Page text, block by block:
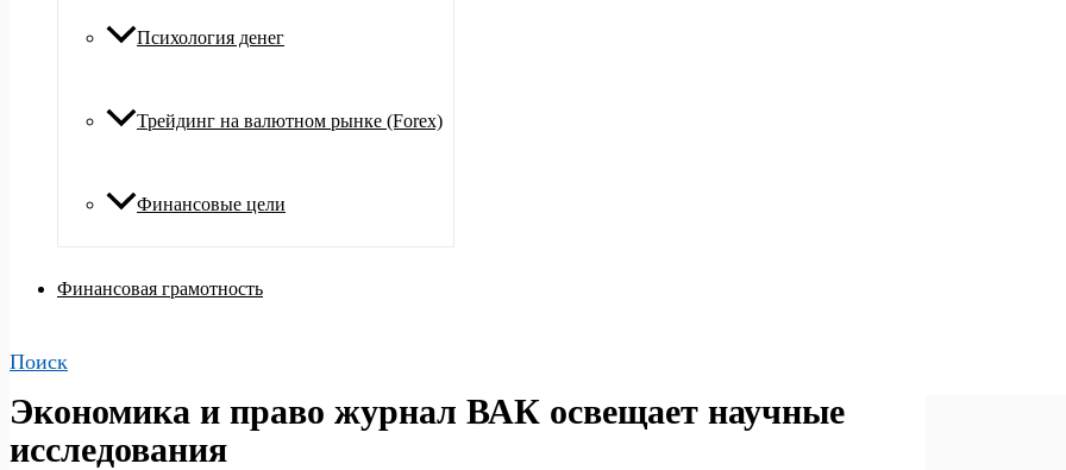
Психология денег
Трейдинг на валютном рынке (Forex)
Финансовые цели
Финансовая грамотность
Поиск
Экономика и право журнал ВАК освещает научные
исследования